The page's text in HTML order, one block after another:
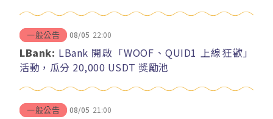
一般公告 08/05 22:00
LBank: LBank 開啟「WOOF、QUID1 上線狂歡」
活動，瓜分 20,000 USDT 獎勵池
一般公告 08/05 21:00